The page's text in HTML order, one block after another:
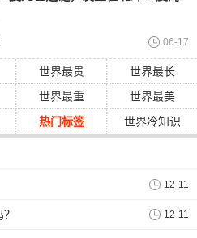
通过羌塘高原。羌塘地区常年
以上，极度缺氧，一般人到这
06-17
世界最贵
世界最长
世界最重
世界最美
热门标签 世界冷知识
12-11
12-11